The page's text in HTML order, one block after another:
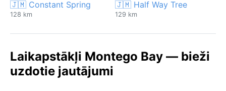
🇯🇲 Constant Spring
128 km
🇯🇲 Half Way Tree
129 km
Laikapstākļi Montego Bay — bieži
uzdotie jautājumi